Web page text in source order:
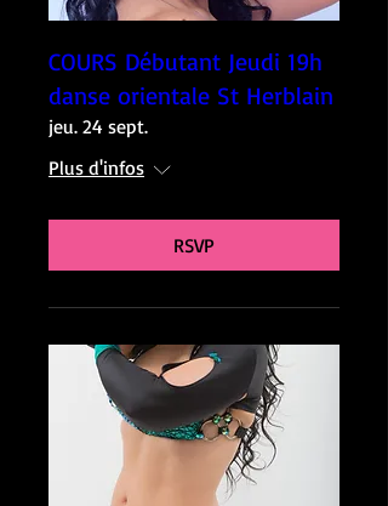
COURS Débutant Jeudi 19h
danse orientale St Herblain
jeu. 24 sept.
Plus d'infos
RSVP